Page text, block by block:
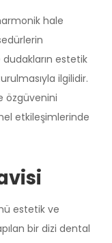
hale
estetik
ilgilidir.
özgüvenini
etkileşimlerinde
estetik ve
bir dizi dental